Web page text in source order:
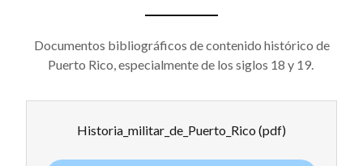
Documentos bibliográficos de contenido histórico de
Puerto Rico, especialmente de los siglos 18 y 19.
Historia_militar_de_Puerto_Rico (pdf)